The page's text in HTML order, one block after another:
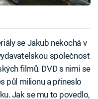
se Jakub nekochá v
společnost
filmů. DVD s nimi se
půl milionu a přineslo
Jak se mu to povedlo,